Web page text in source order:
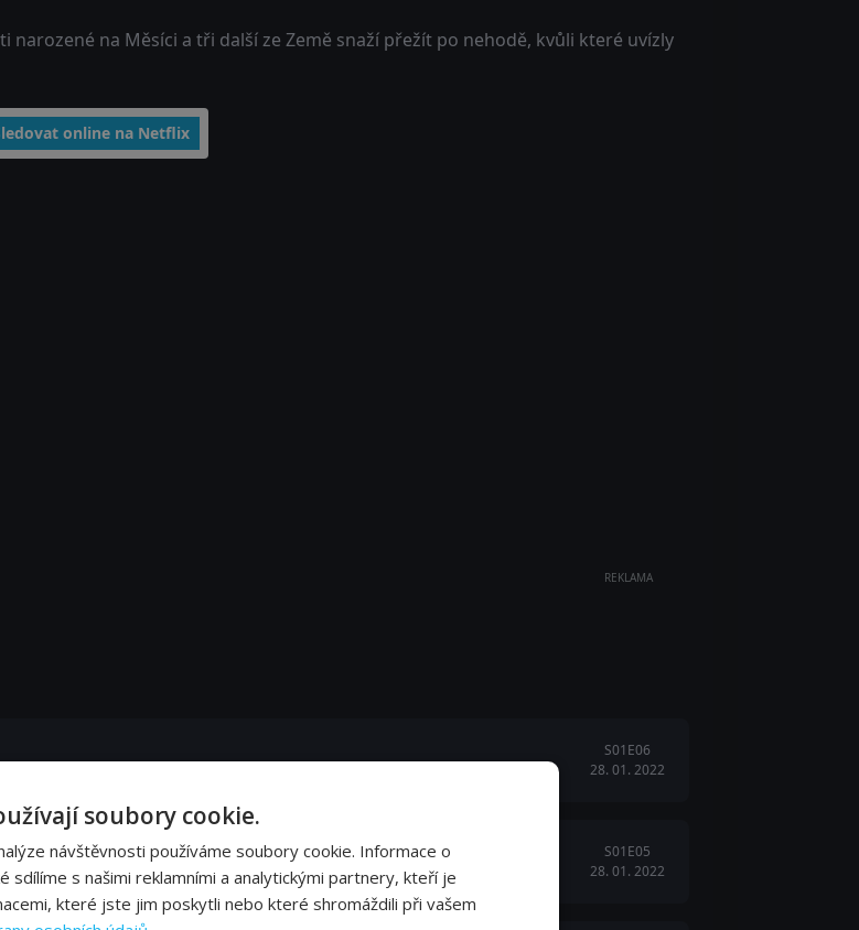
narozené na Měsíci a tři další ze Země snaží přežít po nehodě, kvůli které uvízly
online na Netflix
REKLAMA
stanice. Tója se naposledy pokusí je všechny zachránit.
S01E06
28. 01. 2022
vyřkl Sedm a jeho podporovatelé z řad extrémistů.
S01E05
28. 01. 2022
soubory cookie.
návštěvnosti používáme soubory cookie. Informace o
sdílíme s našimi reklamními a analytickými partnery, kteří je
které jste jim poskytli nebo které shromáždili při vašem